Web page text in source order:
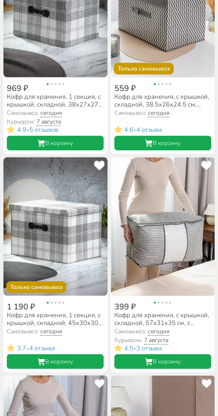
969 ₽
Кофр для хранения, 1 секция, с
крышкой, складной, 38х27х27
см, нетканое полотно, с ручкой,
с крышкой, светло-серый,
Клетка, Y4-7838
Самовывоз:сегодня
Курьером: 7 августа
4.9•5 отзывов
В корзину
Только самовывоз
559 ₽
Кофр для хранения, с крышкой,
складной, 38.5х26х24.5 см,
серая волна, A190062
Самовывоз: сегодня
4.6•4 отзыва
В корзину
Только самовывоз
1 190 ₽
Кофр для хранения, 1 секция, с
крышкой, складной, 45х30х30
см, нетканое полотно, с ручкой,
с крышкой, светло-серый,
Клетка, Y4-7837
Самовывоз:сегодня
3.7•4 отзыва
В корзину
399 ₽
Кофр для хранения, с крышкой,
складной, 57х31х35 см, с
молнией, серая волна, с окном,
A190066
Самовывоз: сегодня
Курьером: 7 августа
4.5•3 отзыва
В корзину